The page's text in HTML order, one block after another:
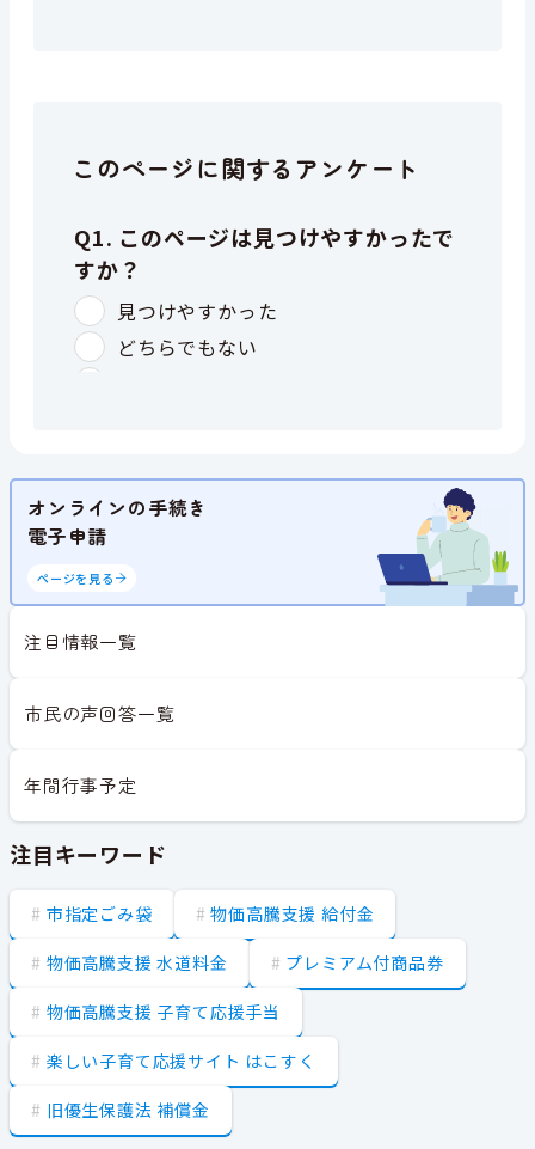
このページに関するアンケート
オンラインの手続き
電子申請
ページを見る
注目情報一覧
市民の声回答一覧
年間行事予定
注目キーワード
市指定ごみ袋 物価高騰支援 給付金
物価高騰支援 水道料金 プレミアム付商品券
物価高騰支援 子育て応援手当
楽しい子育て応援サイト はこすく
旧優生保護法 補償金